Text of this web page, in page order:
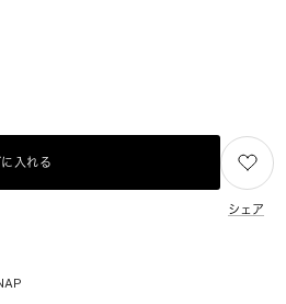
入れる
シェア